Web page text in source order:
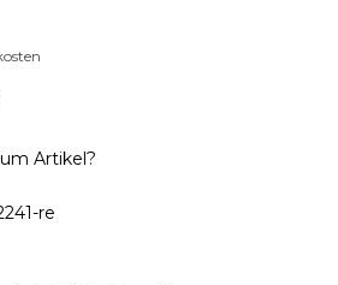
Artikel?
re